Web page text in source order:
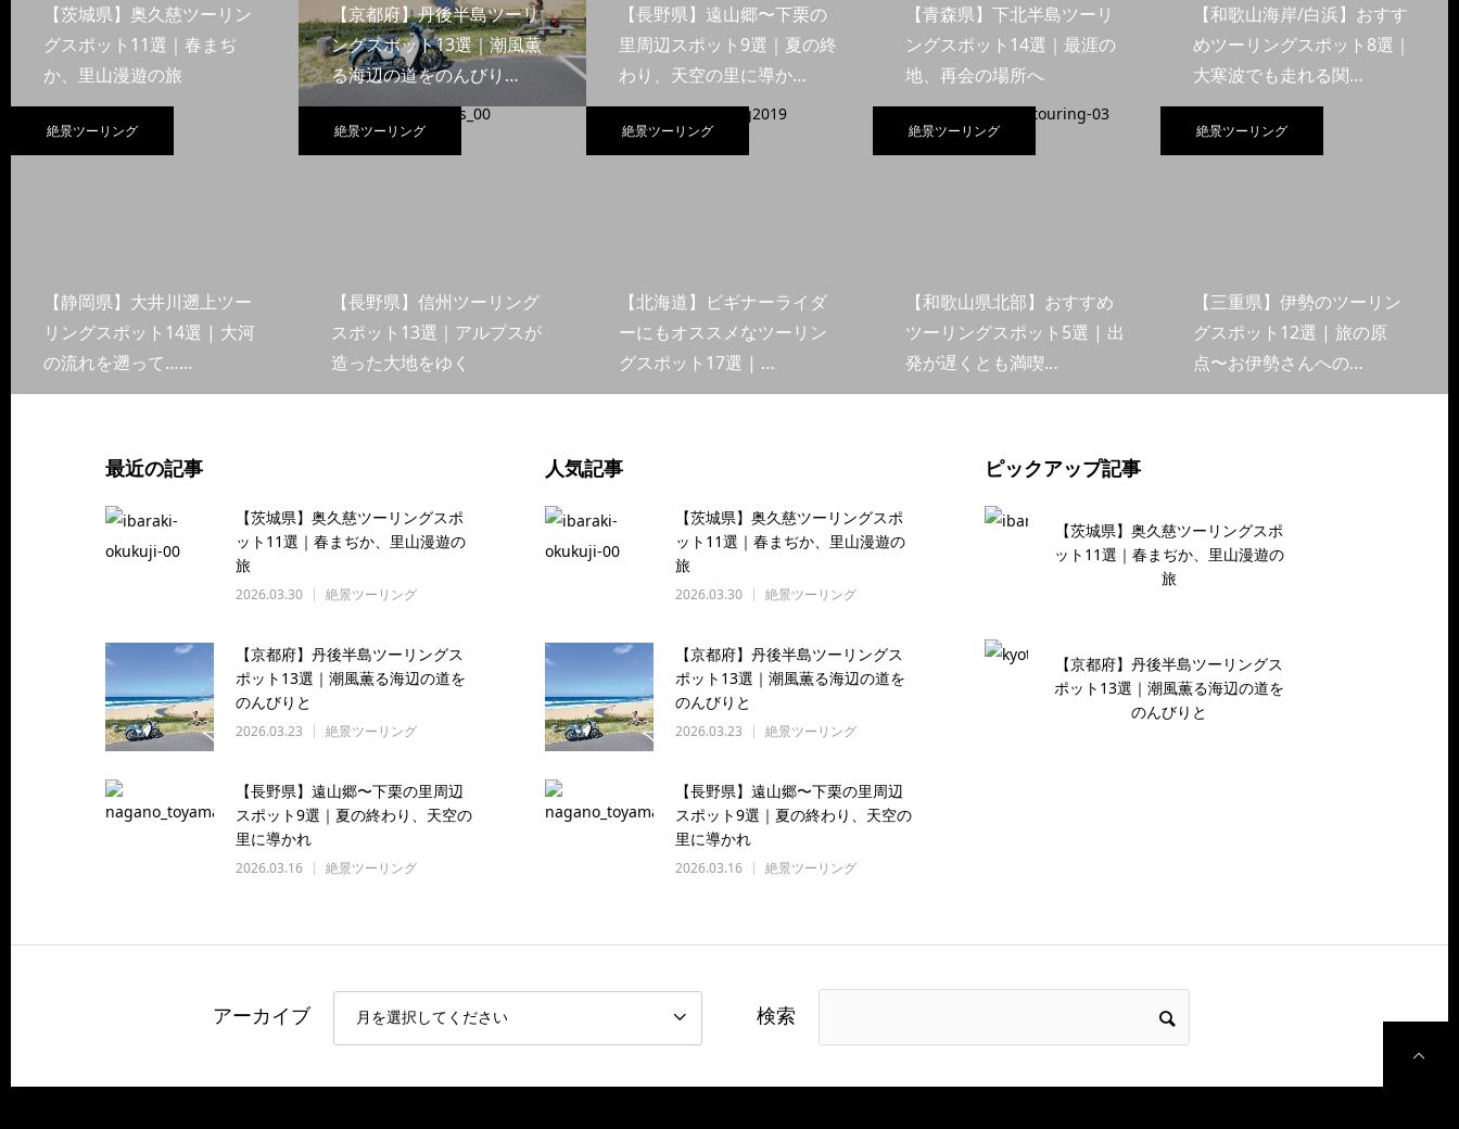
【茨城県】奥久慈ツーリン
グスポット11選｜春まぢ
か、里山漫遊の旅
【京都府】丹後半島ツーリ
ングスポット13選｜潮風薫
る海辺の道をのんびり…
【長野県】遠山郷〜下栗の
里周辺スポット9選｜夏の終
わり、天空の里に導か…
【青森県】下北半島ツーリ
ングスポット14選｜最涯の
地、再会の場所へ
【和歌山海岸/白浜】おすす
めツーリングスポット8選｜
大寒波でも走れる関…
絶景ツーリング
【静岡県】大井川遡上ツー
リングスポット14選 | 大河
の流れを遡って……
絶景ツーリング
【長野県】信州ツーリング
スポット13選｜アルプスが
造った大地をゆく
絶景ツーリング
【北海道】ビギナーライダ
ーにもオススメなツーリン
グスポット17選 | …
絶景ツーリング
【和歌山県北部】おすすめ
ツーリングスポット5選 | 出
発が遅くとも満喫…
絶景ツーリング
【三重県】伊勢のツーリン
グスポット12選 | 旅の原
点〜お伊勢さんへの…
最近の記事
【茨城県】奥久慈ツーリングスポ
ット11選｜春まぢか、里山漫遊の
旅
2026.03.30 絶景ツーリング
【京都府】丹後半島ツーリングス
ポット13選｜潮風薫る海辺の道を
のんびりと
2026.03.23 絶景ツーリング
【長野県】遠山郷〜下栗の里周辺
スポット9選｜夏の終わり、天空の
里に導かれ
2026.03.16 絶景ツーリング
人気記事
【茨城県】奥久慈ツーリングスポ
ット11選｜春まぢか、里山漫遊の
旅
2026.03.30 絶景ツーリング
【京都府】丹後半島ツーリングス
ポット13選｜潮風薫る海辺の道を
のんびりと
2026.03.23 絶景ツーリング
【長野県】遠山郷〜下栗の里周辺
スポット9選｜夏の終わり、天空の
里に導かれ
2026.03.16 絶景ツーリング
ピックアップ記事
【茨城県】奥久慈ツーリングスポ
ット11選｜春まぢか、里山漫遊の
旅
【京都府】丹後半島ツーリングス
ポット13選｜潮風薫る海辺の道を
のんびりと
アーカイブ 検索